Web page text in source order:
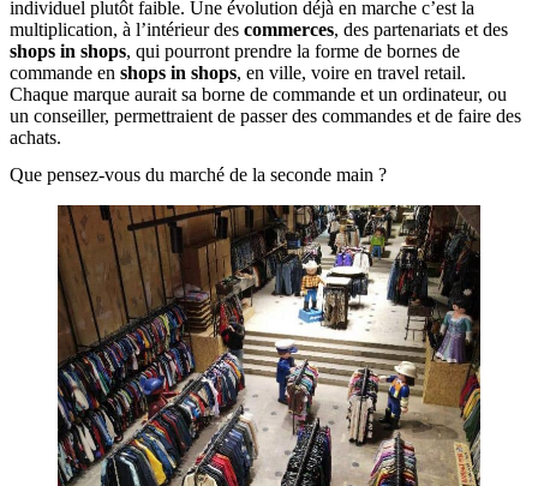
individuel plutôt faible. Une évolution déjà en marche c’est la
multiplication, à l’intérieur des commerces, des partenariats et des
shops in shops, qui pourront prendre la forme de bornes de
commande en shops in shops, en ville, voire en travel retail.
Chaque marque aurait sa borne de commande et un ordinateur, ou
un conseiller, permettraient de passer des commandes et de faire des
achats.
Que pensez-vous du marché de la seconde main ?